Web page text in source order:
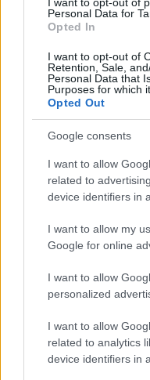
use your data for below
consent section.
Personal Data for
Opted In
I want to opt-out of
Retention, Sale,
Personal Data that
Purposes for which
Opted Out
Google consents
I want to allow
related to
device identifiers in
I want to allow my
Google for online
I want to allow
personalized
I want to allow
related to analytics
device identifiers in
Corepunk MMORPG
Un verdadero
de antes, pero mejor!
Últimas noticias
‘Chiqui-
07/08/2026
Un
07/08/2026
Un
la 30ª
07/08/2026